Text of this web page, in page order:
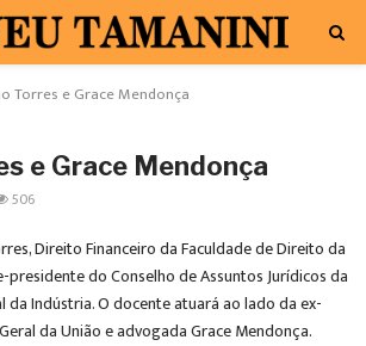
Torres e Grace Mendonça
e Grace Mendonça
506
Direito Financeiro da Faculdade de Direito da
presidente do Conselho de Assuntos Jurídicos da
da Indústria. O docente atuará ao lado da ex-
da União e advogada Grace Mendonça.